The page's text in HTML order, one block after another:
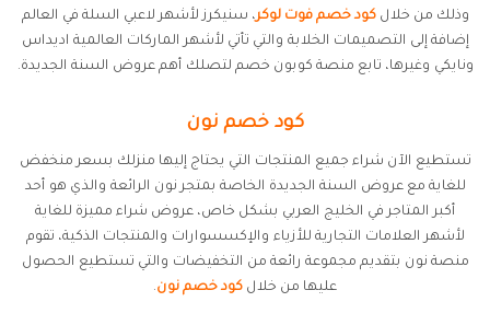
وذلك من خلالكود خصم فوت لوكر، سنيكرز لأشهر لاعبي السلة في العالم
إضافة إلى التصميمات الخلابة والتي تأتي لأشهر الماركات العالمية اديداس
ونايكي وغيرها، تابع منصة كوبون خصم لتصلك أهم عروض السنة الجديدة.
كود خصم نون
تستطيع الآن شراء جميع المنتجات التي يحتاج إليها منزلك بسعر منخفض
للغاية مع عروض السنة الجديدة الخاصة بمتجر نون الرائعة والذي هو أحد
أكبر المتاجر في الخليج العربي بشكل خاص، عروض شراء مميزة للغاية
لأشهر العلامات التجارية للأزياء والإكسسوارات والمنتجات الذكية، تقوم
منصة نون بتقديم مجموعة رائعة من التخفيضات والتي تستطيع الحصول
عليها من خلال كود خصم نون.